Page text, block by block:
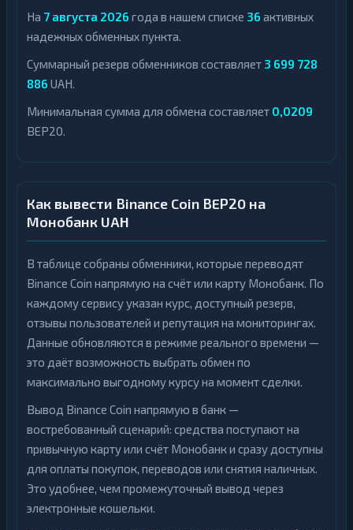
На 7 августа 2026 года в нашем списке 36 активных
надежных обменных пункта.
Суммарный резерв обменников составляет 3 699 728
886 UAH.
Минимальная сумма для обмена составляет 0,0209
BEP20.
Как вывести Binance Coin BEP20 на
Монобанк UAH
В таблице собраны обменники, которые переводят
Binance Coin напрямую на счёт или карту Монобанк. По
каждому сервису указан курс, доступный резерв,
отзывы пользователей и репутация на мониторингах.
Данные обновляются в режиме реального времени —
это даёт возможность выбрать обмен по
максимально выгодному курсу на момент сделки.
Вывод Binance Coin напрямую в банк —
востребованный сценарий: средства поступают на
привычную карту или счёт Монобанк и сразу доступны
для оплаты покупок, переводов или снятия наличных.
Это удобнее, чем промежуточный вывод через
электронные кошельки.